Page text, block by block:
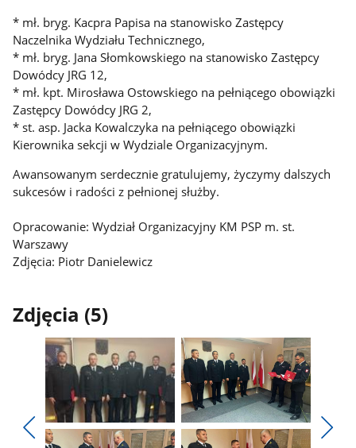
* mł. bryg. Kacpra Papisa na stanowisko Zastępcy
Naczelnika Wydziału Technicznego,
* mł. bryg. Jana Słomkowskiego na stanowisko Zastępcy
Dowódcy JRG 12,
* mł. kpt. Mirosława Ostowskiego na pełniącego obowiązki
Zastępcy Dowódcy JRG 2,
* st. asp. Jacka Kowalczyka na pełniącego obowiązki
Kierownika sekcji w Wydziale Organizacyjnym.
Awansowanym serdecznie gratulujemy, życzymy dalszych
sukcesów i radości z pełnionej służby.
Opracowanie: Wydział Organizacyjny KM PSP m. st.
Warszawy
Zdjęcia: Piotr Danielewicz
Zdjęcia (5)
Pokaż
Pokaż